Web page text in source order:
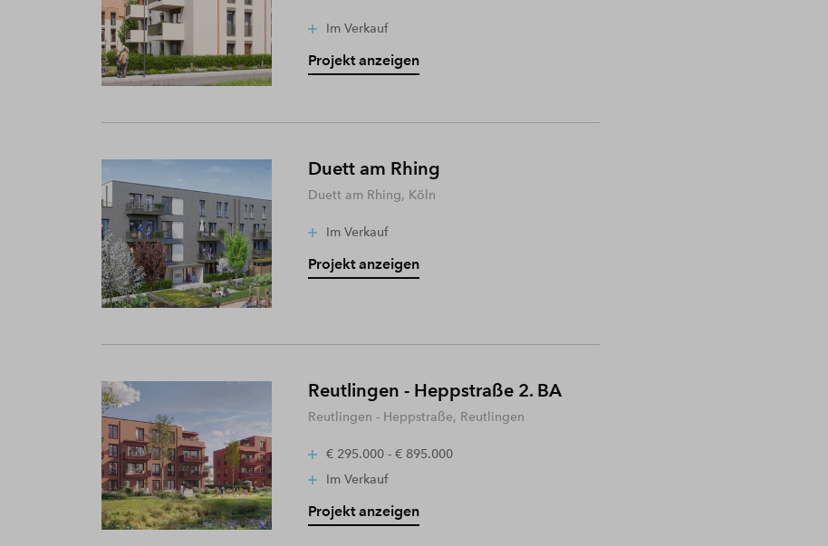
Im Verkauf
Projekt anzeigen
Duett am Rhing
Duett am Rhing, Köln
Im Verkauf
Projekt anzeigen
Reutlingen - Heppstraße 2. BA
Reutlingen - Heppstraße, Reutlingen
€ 295.000 - € 895.000
Im Verkauf
Projekt anzeigen